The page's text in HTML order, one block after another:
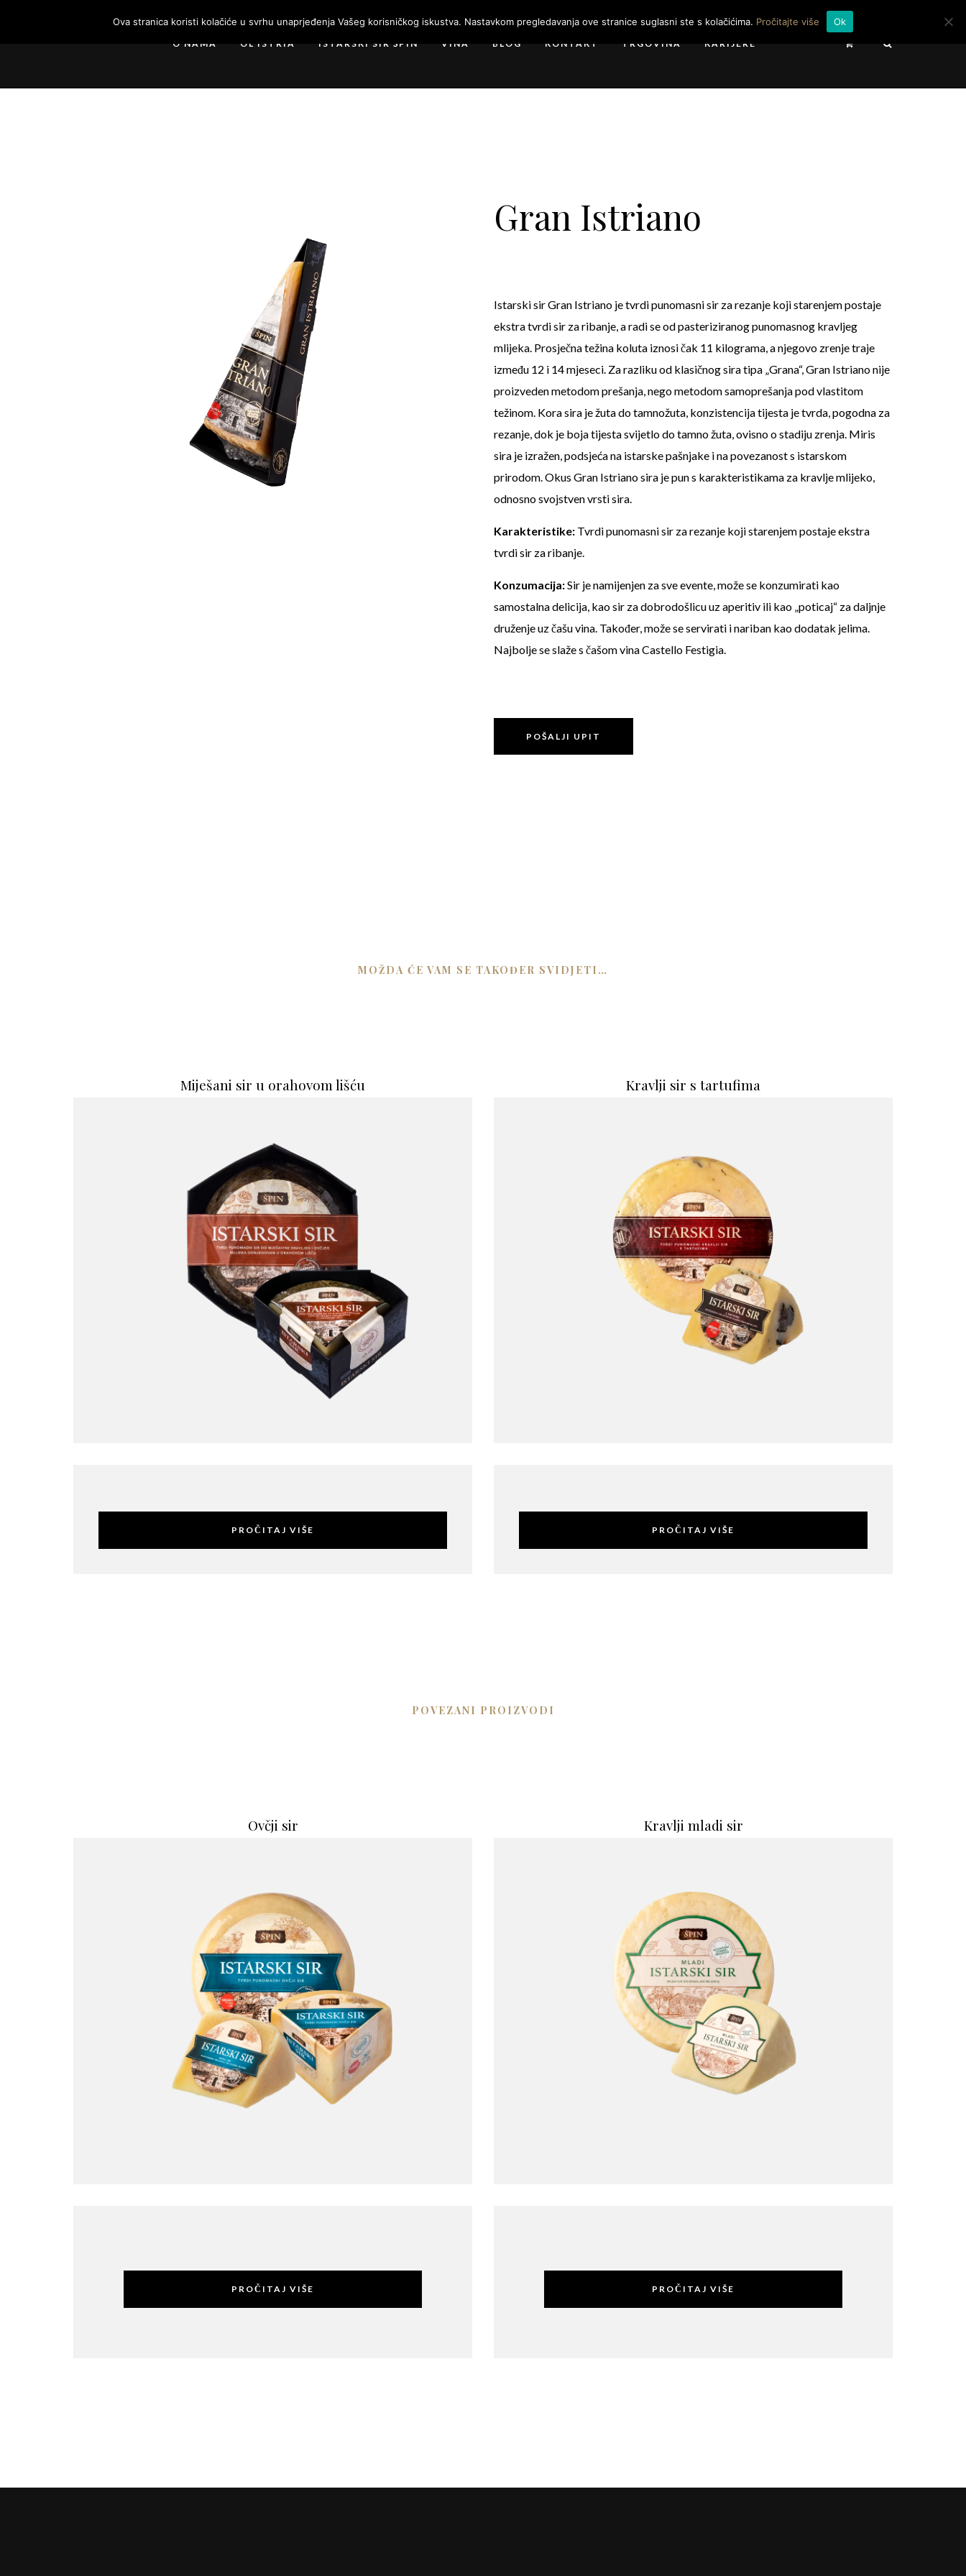
O NAMA OL ISTRIA ISTARSKI SIR ŠPIN VINA BLOG KONTAKT TRGOVINA KARIJERE
Gran Istriano
Istarski sir Gran Istriano je tvrdi punomasni sir za rezanje koji starenjem postaje
ekstra tvrdi sir za ribanje, a radi se od pasteriziranog punomasnog kravljeg
mlijeka. Prosječna težina koluta iznosi čak 11 kilograma, a njegovo zrenje traje
između 12 i 14 mjeseci. Za razliku od klasičnog sira tipa „Grana“, Gran Istriano nije
proizveden metodom prešanja, nego metodom samoprešanja pod vlastitom
težinom. Kora sira je žuta do tamnožuta, konzistencija tijesta je tvrda, pogodna za
rezanje, dok je boja tijesta svijetlo do tamno žuta, ovisno o stadiju zrenja. Miris
sira je izražen, podsjeća na istarske pašnjake i na povezanost s istarskom
prirodom. Okus Gran Istriano sira je pun s karakteristikama za kravlje mlijeko,
odnosno svojstven vrsti sira.
Karakteristike: Tvrdi punomasni sir za rezanje koji starenjem postaje ekstra
tvrdi sir za ribanje.
Konzumacija:Sir je namijenjen za sve evente, može se konzumirati kao
samostalna delicija, kao sir za dobrodošlicu uz aperitiv ili kao „poticaj“ za daljnje
druženje uz čašu vina. Također, može se servirati i nariban kao dodatak jelima.
Najbolje se slaže s čašom vina Castello Festigia.
POŠALJI UPIT
MOŽDA ĆE VAM SE TAKOĐER SVIDJETI…
Miješani sir u orahovom lišću
PROČITAJ VIŠE
Kravlji sir s tartufima
PROČITAJ VIŠE
POVEZANI PROIZVODI
Ovčji sir
PROČITAJ VIŠE
Kravlji mladi sir
PROČITAJ VIŠE
Ova stranica koristi kolačiće u svrhu unaprjeđenja Vašeg korisničkog iskustva. Nastavkom pregledavanja ove stranice suglasni ste s kolačićima. Pročitajte više Ok